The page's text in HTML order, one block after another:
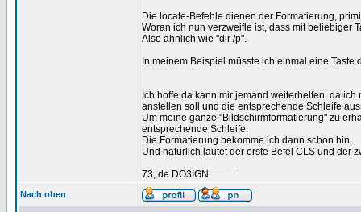
Die locate-Befehle dienen der Formatierung,
Woran ich nun verzweifle ist, dass mit beliebiger
Also ähnlich wie "dir /p".
In meinem Beispiel müsste ich einmal eine
Ich hoffe da kann mir jemand weiterhelfen, da
anstellen soll und die entsprechende Schleife
Um meine ganze "Bildschirmformatierung" zu
entsprechende Schleife.
Die Formatierung bekomme ich dann schon hin.
Und natürlich lautet der erste Befel CLS und der
73, de DO3IGN
Nach oben